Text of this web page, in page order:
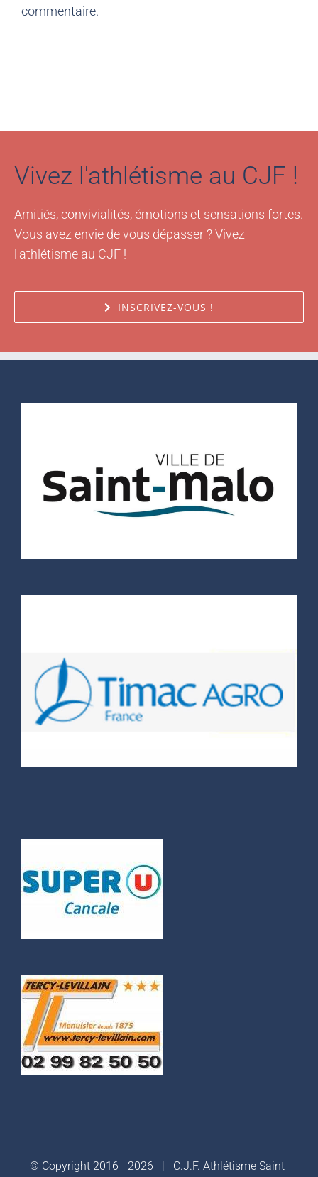
commentaire.
Vivez l'athlétisme au CJF !
Amitiés, convivialités, émotions et sensations fortes.
Vous avez envie de vous dépasser ? Vivez
l'athlétisme au CJF !
INSCRIVEZ-VOUS !
© Copyright 2016 - 2026 | C.J.F. Athlétisme Saint-